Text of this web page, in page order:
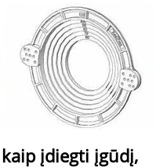
įdiegti įgūdį,